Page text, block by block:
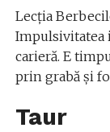
Lecția
Impulsivitatea
carieră. E
prin grabă și
Taur